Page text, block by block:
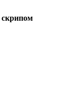
скрипом